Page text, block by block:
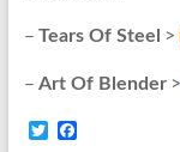
– Tears Of Steel >
– Art Of Blender>
T
F